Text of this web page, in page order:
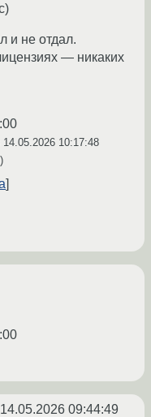
и не отдал.
— никаких
14.05.2026 10:17:48
)
14.05.2026 09:44:49